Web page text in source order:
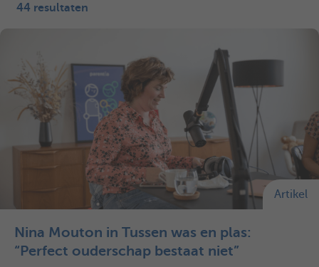
44 resultaten
Artikel
Nina Mouton in Tussen was en plas:
“Perfect ouderschap bestaat niet”